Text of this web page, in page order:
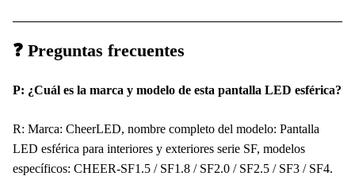
❓ Preguntas frecuentes
P: ¿Cuál es la marca y modelo de esta pantalla LED esférica?
R: Marca: CheerLED, nombre completo del modelo: Pantalla
LED esférica para interiores y exteriores serie SF, modelos
específicos: CHEER-SF1.5 / SF1.8 / SF2.0 / SF2.5 / SF3 / SF4.